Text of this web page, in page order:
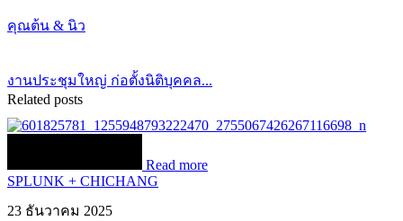
คุณต้น & นิว
งานประชุมใหญ่ ก่อตั้งนิติบุคคล...
Related posts
Read more
SPLUNK + CHICHANG
23 ธันวาคม 2025